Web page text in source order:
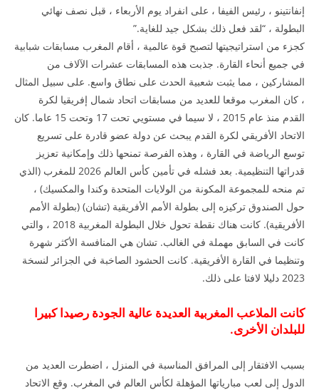
إنفانتينو ، رئيس الفيفا ، على انفراد يوم الأربعاء ، قبل نصف نهائي
البطولة ، “لقد فعل ذلك بشكل جيد للغاية.”
كجزء من استراتيجيتها لتصبح قوة عالمية ، أقام المغرب مسابقات شبابية
في جميع أنحاء القارة. جذبت هذه المسابقات عشرات الآلاف من
المشاركين ، مما يثبت شعبية الحدث على نطاق واسع. على سبيل المثال
، كان المغرب موقعا للعديد من مسابقات اتحاد شمال إفريقيا لكرة
القدم منذ عام 2015 ، لا سيما في مستويي تحت 17 وتحت 15 عاما. كان
الاتحاد الأفريقي لكرة القدم يبحث عن دولة عضو قادرة على تسريع
توسع الرياضة في القارة ، وهذه الفرصة تمنحها ذلك وإمكانية تعزيز
قدراتها التنظيمية. بعد فشله في تأمين كأس العالم 2026 للمغرب (الذي
تم منحه للمجموعة المكونة من الولايات المتحدة وكندا والمكسيك) ،
حول الصندوق تركيزه إلى بطولة الأمم الأفريقية (تشان) (بطولة الأمم
الأفريقية). كانت هناك نقطة تحول خلال البطولة المغربية 2018 ، والتي
كانت في السابق مهملة في الغالب. تشان هي المنافسة الأكثر شهرة
وتنظيما في القارة الأفريقية. كانت الحشود الصاخبة في الجزائر لنسخة
2023 دليلا لافتا على ذلك.
كانت الملاعب المغربية العديدة عالية الجودة رصيدا كبيرا
للبلدان الأخرى.
بسبب الافتقار إلى المرافق المناسبة في المنزل ، اضطرت العديد من
الدول إلى لعب مبارياتها المؤهلة لكأس العالم في المغرب. وقع الاتحاد